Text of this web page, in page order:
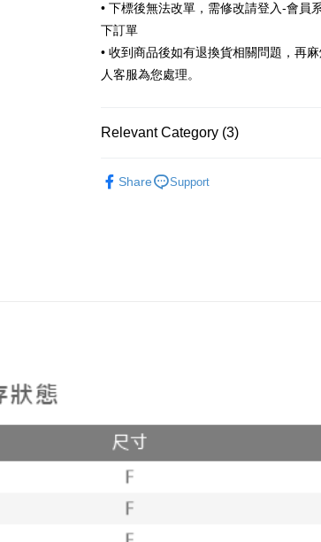
ATM Transfer
Shipping Method
NT$65/order | Free shipping on orders
NT$65/order | Free shipping on orders
其他海外郵寄
香港澳門地區
• 下標後無法改單，需修改請登入-會員
下訂單
• 收到商品後如有退換貨相關問題，再
人客服為您處理。
Relevant Category (3)
Share Support